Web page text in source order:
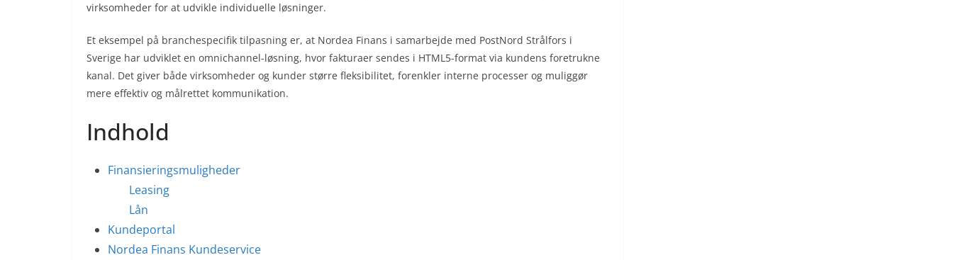
virksomheder for at udvikle individuelle løsninger.
Et eksempel på branchespecifik tilpasning er, at Nordea Finans i samarbejde med PostNord Strålfors i
Sverige har udviklet en omnichannel-løsning, hvor fakturaer sendes i HTML5-format via kundens foretrukne
kanal. Det giver både virksomheder og kunder større fleksibilitet, forenkler interne processer og muliggør
mere effektiv og målrettet kommunikation.
Indhold
Finansieringsmuligheder
Leasing
Lån
Kundeportal
Nordea Finans Kundeservice